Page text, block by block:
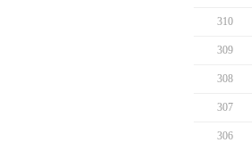
310
309
308
307
306